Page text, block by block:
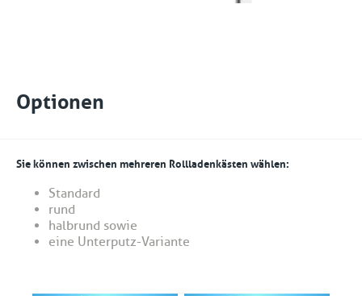
Optionen
Sie können zwischen mehreren Rollladenkästen wählen:
Standard
rund
halbrund sowie
eine Unterputz-Variante